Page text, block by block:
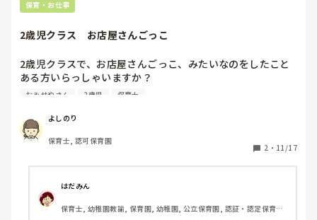
保育・お仕事
2歳児クラス　お店屋さんごっこ
2歳児クラスで、お店屋さんごっこ、みたいなのをしたこと
ある方いらっしゃいますか？
もしいたら、どんな風にしたか教えていただきたいです！20
おみせやさん 2歳児 保育士
よしのり
保育士, 認可保育園
2 ・ 11/17
はだみん
保育士, 幼稚園教諭, 保育園, 幼稚園, 公立保育園, 認証・認定保育園,